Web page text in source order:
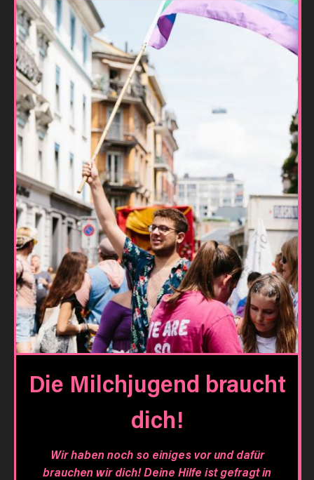
Die Milchjugend braucht
dich!
Wir haben noch so einiges vor und dafür
brauchen wir dich! Deine Hilfe ist gefragt in